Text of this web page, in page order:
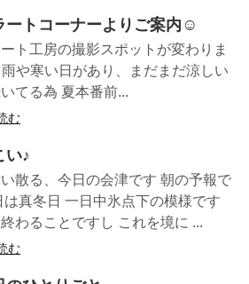
ートコーナーよりご案内☺️
ト工房の撮影スポットが変わりま
雨や寒い日があり、まだまだ涼しい
てる為 夏本番前...
む
い♪
散る、今日の会津です 朝の予報で
は真冬日 一日中氷点下の模様です
終わることですし これを境に ...
む